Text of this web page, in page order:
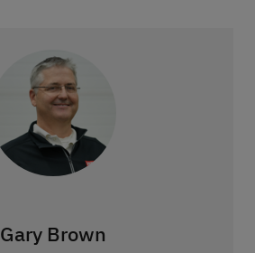
Gary Brown